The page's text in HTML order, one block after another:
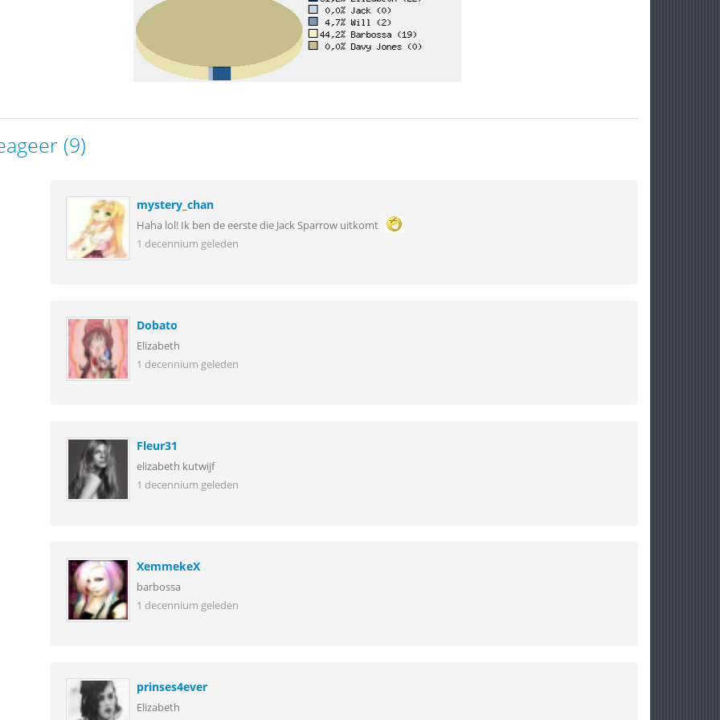
(9)
mystery_chan
Haha lol! Ik ben de eerste die Jack Sparrow uitkomt
1 decennium geleden
Dobato
Elizabeth
1 decennium geleden
Fleur31
elizabeth kutwijf
1 decennium geleden
XemmekeX
barbossa
1 decennium geleden
prinses4ever
Elizabeth